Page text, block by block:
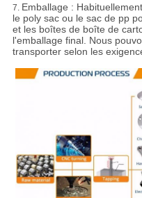
7. Emballage :
le poly sac ou le sac de pp
et les boîtes de boîte de
l'emballage final. Nous
transporter selon les